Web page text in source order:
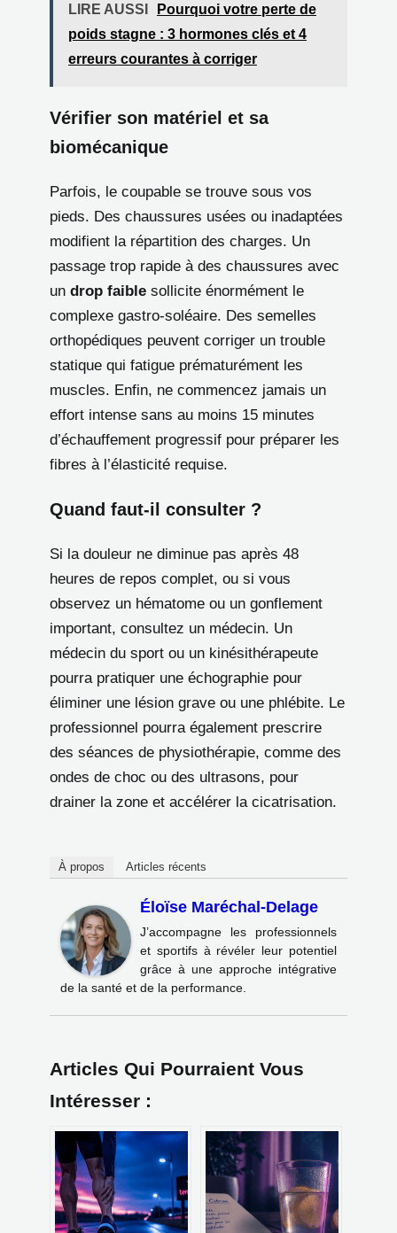
LIRE AUSSI
Pourquoi votre perte de
poids stagne : 3 hormones clés et 4
erreurs courantes à corriger
Vérifier son matériel et sa
biomécanique
Parfois, le coupable se trouve sous vos
pieds. Des chaussures usées ou inadaptées
modifient la répartition des charges. Un
passage trop rapide à des chaussures avec
un drop faible sollicite énormément le
complexe gastro-soléaire. Des semelles
orthopédiques peuvent corriger un trouble
statique qui fatigue prématurément les
muscles. Enfin, ne commencez jamais un
effort intense sans au moins 15 minutes
d’échauffement progressif pour préparer les
fibres à l’élasticité requise.
Quand faut-il consulter ?
Si la douleur ne diminue pas après 48
heures de repos complet, ou si vous
observez un hématome ou un gonflement
important, consultez un médecin. Un
médecin du sport ou un kinésithérapeute
pourra pratiquer une échographie pour
éliminer une lésion grave ou une phlébite. Le
professionnel pourra également prescrire
des séances de physiothérapie, comme des
ondes de choc ou des ultrasons, pour
drainer la zone et accélérer la cicatrisation.
À propos Articles récents
Éloïse Maréchal-Delage
J’accompagne les professionnels
et sportifs à révéler leur potentiel
grâce à une approche intégrative
de la santé et de la performance.
Articles Qui Pourraient Vous
Intéresser :